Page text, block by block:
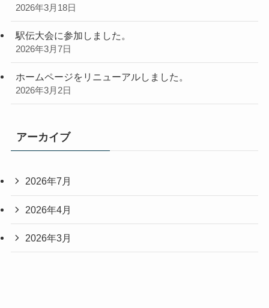
2026年3月18日
駅伝大会に参加しました。
2026年3月7日
ホームページをリニューアルしました。
2026年3月2日
アーカイブ
2026年7月
2026年4月
2026年3月